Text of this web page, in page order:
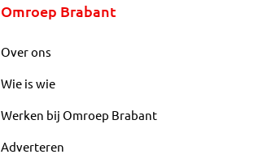
Omroep Brabant
Over ons
Wie is wie
Werken bij Omroep Brabant
Adverteren